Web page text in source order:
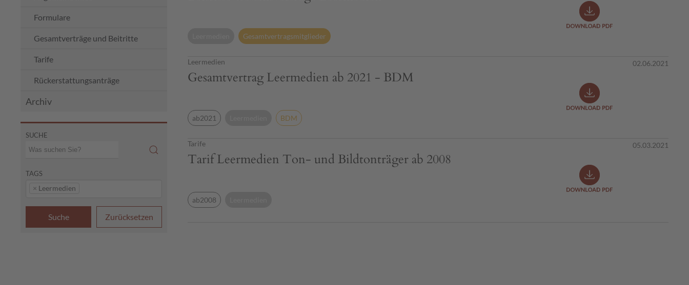
Formulare
Gesamtverträge und Beitritte
Tarife
Rückerstattungsanträge
Archiv
SUCHE
TAGS
× Leermedien
Suche Zurücksetzen
Gesamtvertragsmitglieder
Leermedien
Gesamtvertrag Leermedien ab 2021 - BDM
02.06.2021
ab2021 BDM
Tarife
Tarif Leermedien Ton- und Bildtonträger ab 2008
05.03.2021
ab2008